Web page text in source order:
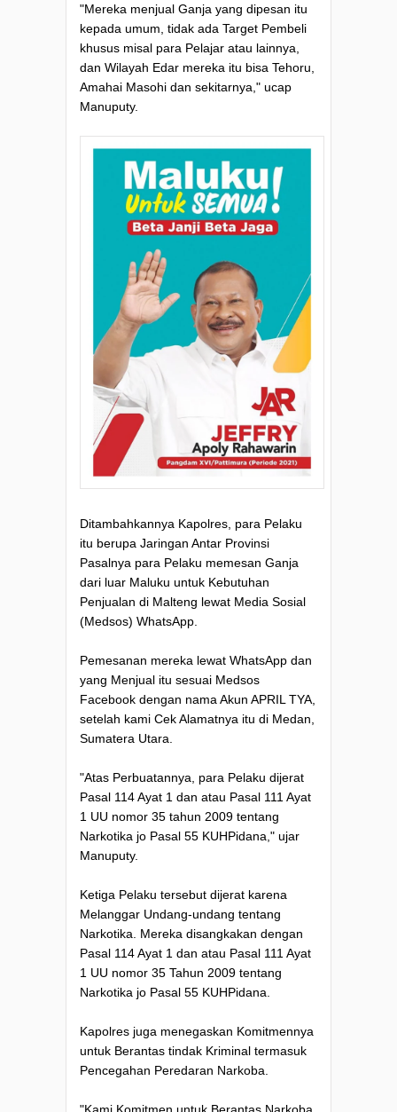
"Mereka menjual Ganja yang dipesan itu
kepada umum, tidak ada Target Pembeli
khusus misal para Pelajar atau lainnya,
dan Wilayah Edar mereka itu bisa Tehoru,
Amahai Masohi dan sekitarnya," ucap
Manuputy.
Ditambahkannya Kapolres, para Pelaku
itu berupa Jaringan Antar Provinsi
Pasalnya para Pelaku memesan Ganja
dari luar Maluku untuk Kebutuhan
Penjualan di Malteng lewat Media Sosial
(Medsos) WhatsApp.
Pemesanan mereka lewat WhatsApp dan
yang Menjual itu sesuai Medsos
Facebook dengan nama Akun APRIL TYA,
setelah kami Cek Alamatnya itu di Medan,
Sumatera Utara.
"Atas Perbuatannya, para Pelaku dijerat
Pasal 114 Ayat 1 dan atau Pasal 111 Ayat
1 UU nomor 35 tahun 2009 tentang
Narkotika jo Pasal 55 KUHPidana," ujar
Manuputy.
Ketiga Pelaku tersebut dijerat karena
Melanggar Undang-undang tentang
Narkotika. Mereka disangkakan dengan
Pasal 114 Ayat 1 dan atau Pasal 111 Ayat
1 UU nomor 35 Tahun 2009 tentang
Narkotika jo Pasal 55 KUHPidana.
Kapolres juga menegaskan Komitmennya
untuk Berantas tindak Kriminal termasuk
Pencegahan Peredaran Narkoba.